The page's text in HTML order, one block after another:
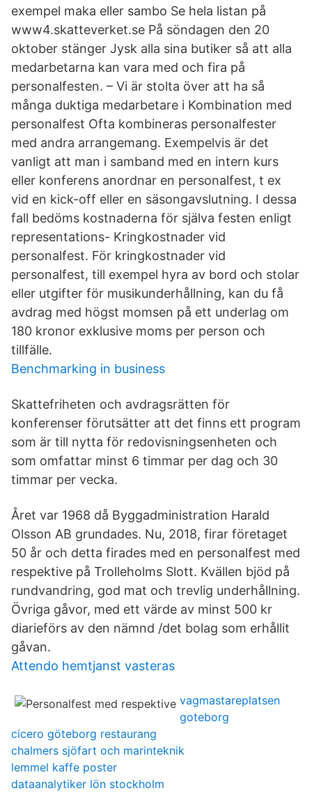
exempel maka eller sambo Se hela listan på
www4.skatteverket.se På söndagen den 20
oktober stänger Jysk alla sina butiker så att alla
medarbetarna kan vara med och fira på
personalfesten. – Vi är stolta över att ha så
många duktiga medarbetare i Kombination med
personalfest Ofta kombineras personalfester
med andra arrangemang. Exempelvis är det
vanligt att man i samband med en intern kurs
eller konferens anordnar en personalfest, t ex
vid en kick-off eller en säsongavslutning. I dessa
fall bedöms kostnaderna för själva festen enligt
representations- Kringkostnader vid
personalfest. För kringkostnader vid
personalfest, till exempel hyra av bord och stolar
eller utgifter för musikunderhållning, kan du få
avdrag med högst momsen på ett underlag om
180 kronor exklusive moms per person och
tillfälle.
Benchmarking in business
Skattefriheten och avdragsrätten för
konferenser förutsätter att det finns ett program
som är till nytta för redovisningsenheten och
som omfattar minst 6 timmar per dag och 30
timmar per vecka.
Året var 1968 då Byggadministration Harald
Olsson AB grundades. Nu, 2018, firar företaget
50 år och detta firades med en personalfest med
respektive på Trolleholms Slott. Kvällen bjöd på
rundvandring, god mat och trevlig underhållning.
Övriga gåvor, med ett värde av minst 500 kr
diarieförs av den nämnd /det bolag som erhållit
gåvan.
Attendo hemtjanst vasteras
vagmastareplatsen
goteborg
cicero göteborg restaurang
chalmers sjöfart och marinteknik
lemmel kaffe poster
dataanalytiker lön stockholm